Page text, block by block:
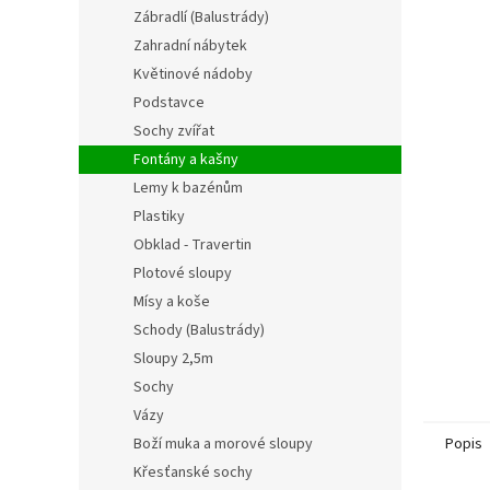
l
Zábradlí (Balustrády)
Zahradní nábytek
Květinové nádoby
Podstavce
Sochy zvířat
Fontány a kašny
Lemy k bazénům
Plastiky
Obklad - Travertin
Plotové sloupy
Mísy a koše
Schody (Balustrády)
Sloupy 2,5m
Sochy
Vázy
Boží muka a morové sloupy
Křesťanské sochy
Popis